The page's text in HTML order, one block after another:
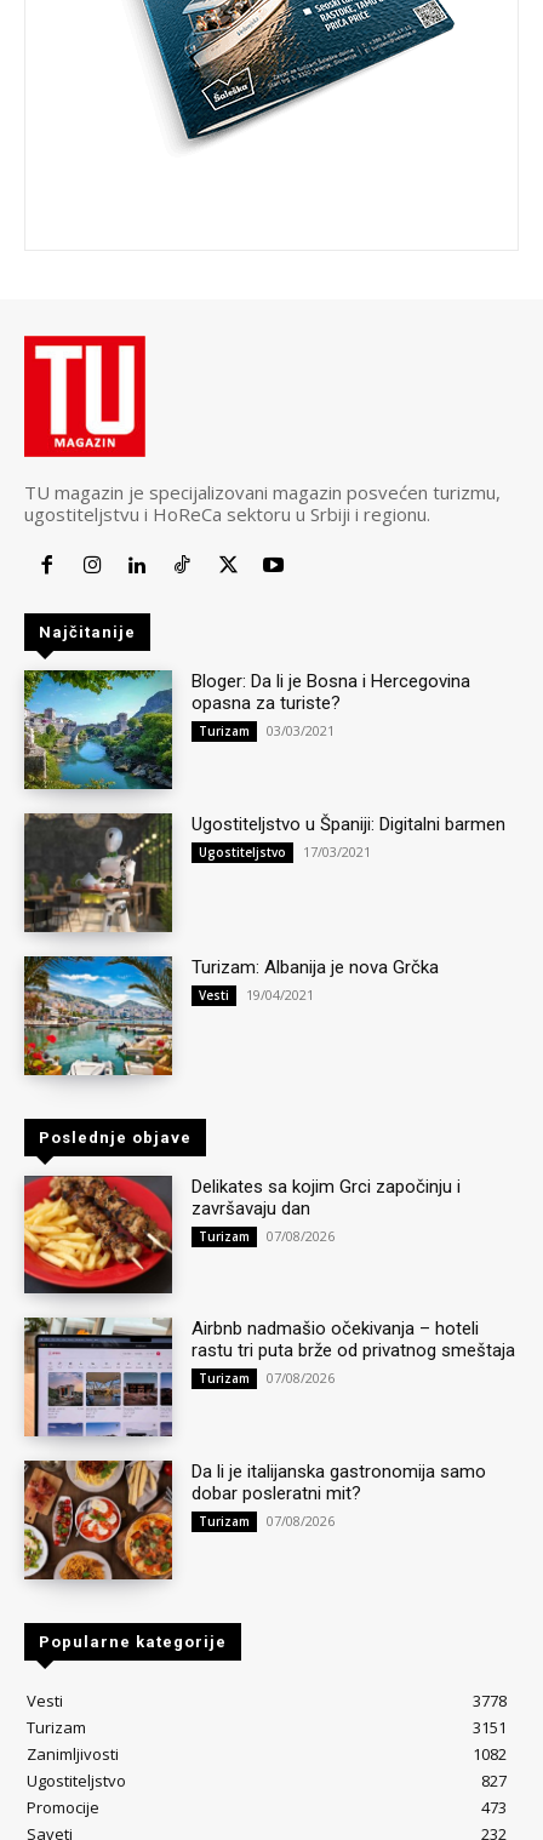
TU magazin je specijalizovani magazin posvećen turizmu,
ugostiteljstvu i HoReCa sektoru u Srbiji i regionu.
Najčitanije
Bloger: Da li je Bosna i Hercegovina
opasna za turiste?
Turizam 03/03/2021
Ugostiteljstvo u Španiji: Digitalni barmen
Ugostiteljstvo 17/03/2021
Turizam: Albanija je nova Grčka
Vesti 19/04/2021
Poslednje objave
Delikates sa kojim Grci započinju i
završavaju dan
Turizam 07/08/2026
Airbnb nadmašio očekivanja – hoteli
rastu tri puta brže od privatnog smeštaja
Turizam 07/08/2026
Da li je italijanska gastronomija samo
dobar posleratni mit?
Turizam 07/08/2026
Popularne kategorije
Vesti
3778
Turizam
3151
Zanimljivosti
1082
Ugostiteljstvo
827
Promocije
473
Saveti
232